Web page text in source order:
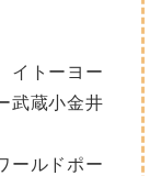
イトーヨー
武蔵小金井
ールドポー